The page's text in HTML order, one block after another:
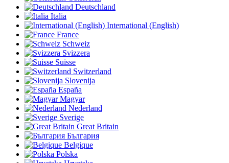
Deutschland
Italia
International (English)
France
Schweiz
Svizzera
Suisse
Switzerland
Slovenija
España
Magyar
Nederland
Sverige
Great Britain
България
Belgique
Polska